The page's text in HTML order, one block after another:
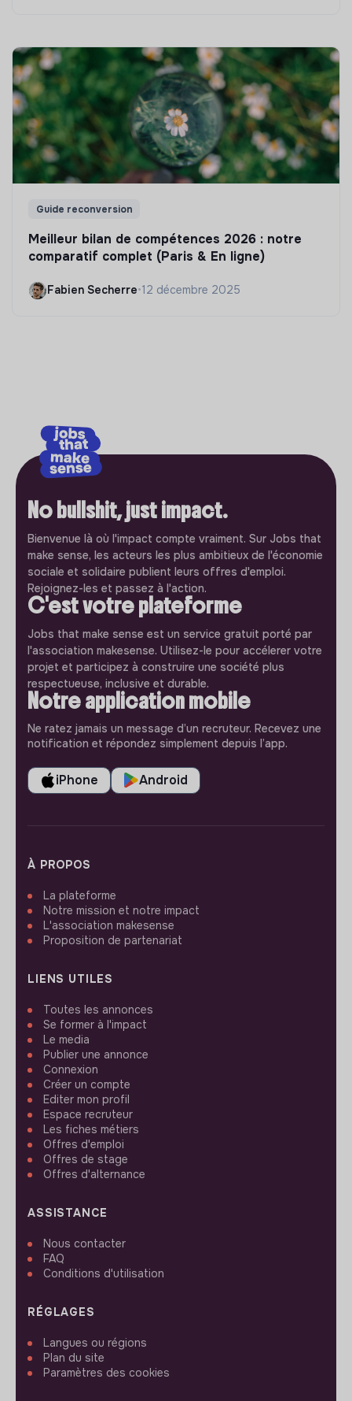
Guide reconversion
Meilleur bilan de compétences 2026 : notre
comparatif complet (Paris & En ligne)
Fabien Secherre•12 décembre 2025
No bullshit, just impact.
Bienvenue là où l'impact compte vraiment. Sur Jobs that
make sense, les acteurs les plus ambitieux de l'économie
sociale et solidaire publient leurs offres d'emploi.
Rejoignez-les et passez à l'action.
C'est votre plateforme
Jobs that make sense est un service gratuit porté par
l'association makesense. Utilisez-le pour accélerer votre
projet et participez à construire une société plus
respectueuse, inclusive et durable.
Notre application mobile
Ne ratez jamais un message d’un recruteur. Recevez une
notification et répondez simplement depuis l’app.
iPhone Android
À PROPOS
La plateforme
Notre mission et notre impact
L'association makesense
Proposition de partenariat
LIENS UTILES
Toutes les annonces
Se former à l'impact
Le media
Publier une annonce
Connexion
Créer un compte
Editer mon profil
Espace recruteur
Les fiches métiers
Offres d'emploi
Offres de stage
Offres d'alternance
ASSISTANCE
Nous contacter
FAQ
Conditions d'utilisation
RÉGLAGES
Langues ou régions
Plan du site
Paramètres des cookies